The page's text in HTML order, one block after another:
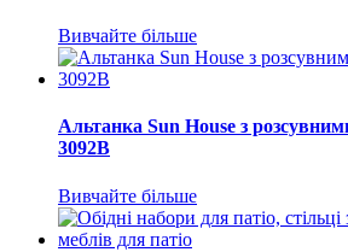
Вивчайте більше
Альтанка Sun House з
3092B
Вивчайте більше